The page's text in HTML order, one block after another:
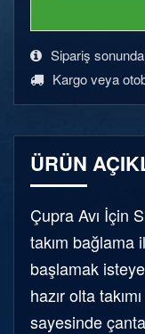
Sipariş
Kargo veya
ÜRÜN
Çupra Avı İçin
takım bağlama
başlamak
hazır olta
sayesinde